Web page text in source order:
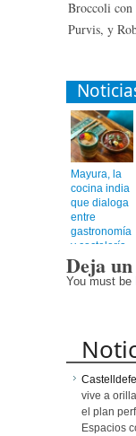
Broccoli con
Purvis, y
Mayura, la
cocina india
que dialoga
entre
gastronomía
y coctelería
de autor
Deja
You must be
vive a
el plan
Espacios